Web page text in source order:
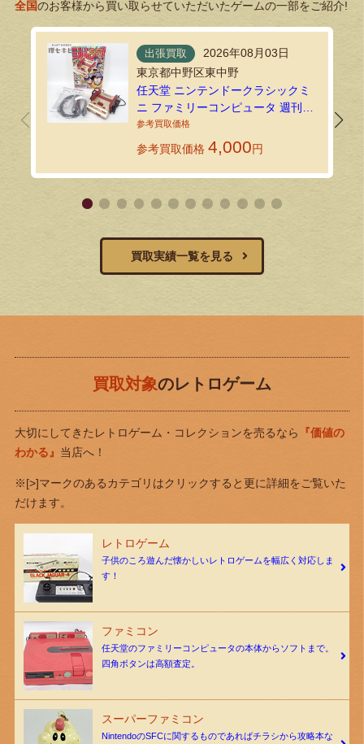
全国のお客様から買い取らせていただいたゲームの一部をご紹介!
出張買取
2026年08月03日
東京都中野区東中野
任天堂 ニンテンドークラシックミ
ニ ファミリーコンピュータ 週刊少
年ジャンプ創刊50周年記念バージ
ョンを出張買取しました！
参考買取価格 4,000円
買取実績一覧を見る
買取対象のレトロゲーム
大切にしてきたレトロゲーム・コレクションを売るなら
『価値の
わかる』 当店へ！
※[>]マークのあるカテゴリはクリックすると更に詳細をご覧いた
だけます。
レトロゲーム
子供のころ遊んだ懐かしいレトロゲームを幅広く対応しま
す！
ファミコン
任天堂のファミリーコンピュータの本体からソフトまで。
四角ボタンは高額査定。
スーパーファミコン
NintendoのSFCに関するものであればチラシから攻略本な